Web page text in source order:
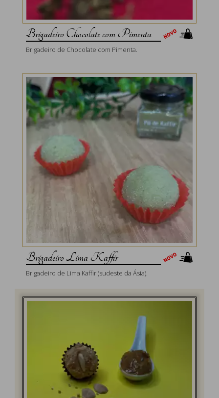
Brigadeiro Chocolate com Pimenta
Brigadeiro de Chocolate com Pimenta.
Brigadeiro Lima Kaffir
Brigadeiro de Lima Kaffir (sudeste da Ásia).